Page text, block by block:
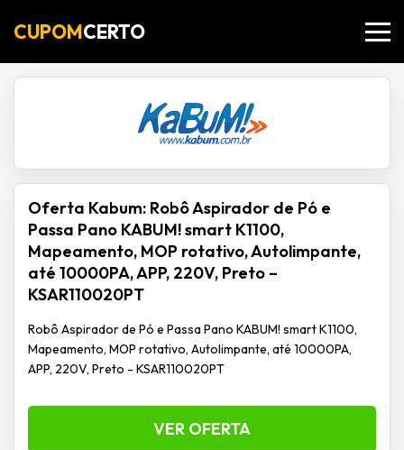
CUPOMCERTO
Oferta Kabum: Robô Aspirador de Pó e
Passa Pano KABUM! smart K1100,
Mapeamento, MOP rotativo, Autolimpante,
até 10000PA, APP, 220V, Preto –
KSAR110020PT
Robô Aspirador de Pó e Passa Pano KABUM! smart K1100,
Mapeamento, MOP rotativo, Autolimpante, até 10000PA,
APP, 220V, Preto - KSAR110020PT
VER OFERTA